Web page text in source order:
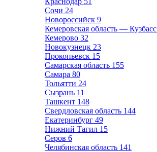
Сочи 24
Новороссийск 9
Кемеровская область — Кузбасс
Кемерово 32
Новокузнецк 23
Прокопьевск 15
Самарская область 155
Самара 80
Тольятти 24
Сызрань 11
Ташкент 148
Свердловская область 144
Екатеринбург 49
Нижний Тагил 15
Серов 6
Челябинская область 141